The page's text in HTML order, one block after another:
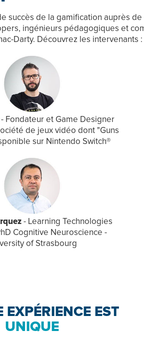
succès de la gamification auprès de
ingénieurs pédagogiques et
Darty. Découvrez les intervenants :
Fondateur et Game Designer
de jeux vidéo dont "Guns
sur Nintendo Switch®
- Learning Technologies
Cognitive Neuroscience -
of Strasbourg
EXPÉRIENCE EST
UNIQUE